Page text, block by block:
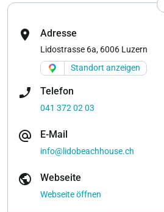
location_on Adresse
Lidostrasse 6a, 6006 Luzern
Standort anzeigen
phone_enabled Telefon
041 372 02 03
alternate_email E-Mail
info@lidobeachhouse.ch
public Webseite
Webseite öffnen